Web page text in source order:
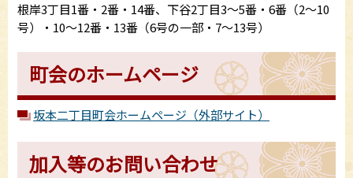
根岸3丁目1番・2番・14番、下谷2丁目3～5番・6番（2～10
号）・10～12番・13番（6号の一部・7～13号）
町会のホームページ
坂本二丁目町会ホームページ（外部サイト）
加入等のお問い合わせ